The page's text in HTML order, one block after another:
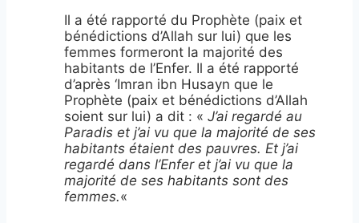
Il a été rapporté du Prophète (paix et
bénédictions d’Allah sur lui) que les
femmes formeront la majorité des
habitants de l’Enfer. Il a été rapporté
d’après ‘Imran ibn Husayn que le
Prophète (paix et bénédictions d’Allah
soient sur lui) a dit : « J’ai regardé au
Paradis et j’ai vu que la majorité de ses
habitants étaient des pauvres. Et j’ai
regardé dans l’Enfer et j’ai vu que la
majorité de ses habitants sont des
femmes.«